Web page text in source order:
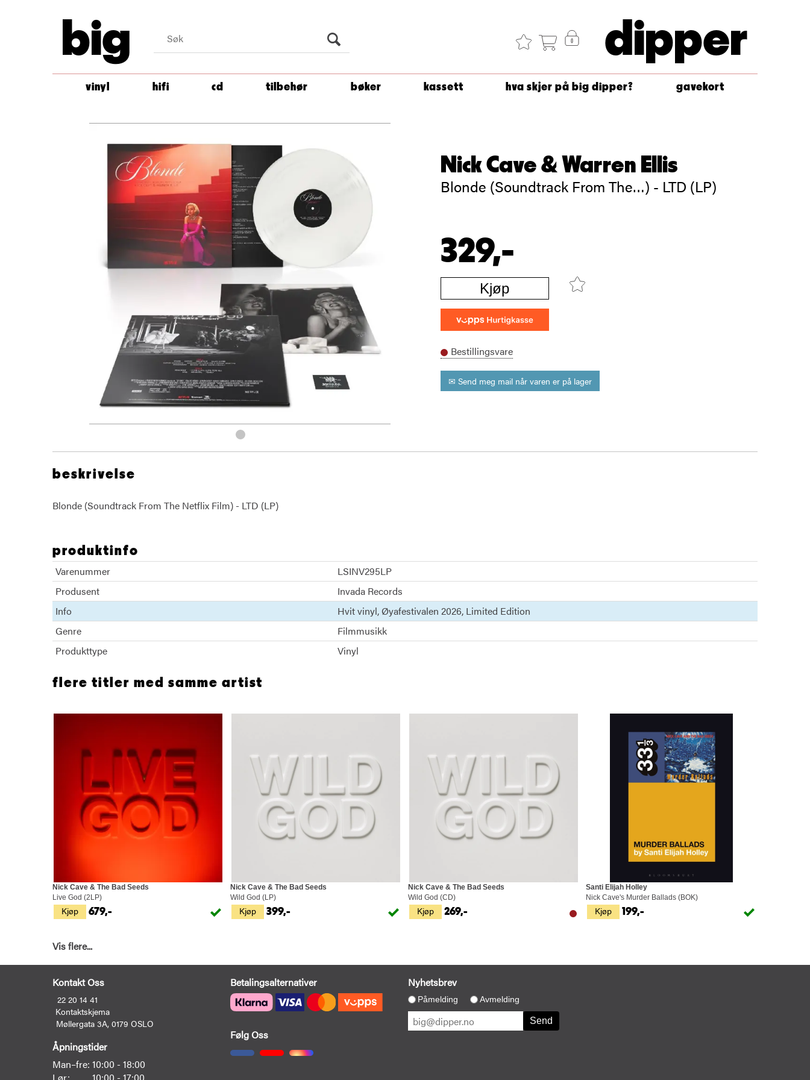
big dipper
vinyl hifi cd tilbehør bøker kassett hva skjer på big dipper? gavekort
Nick Cave & Warren Ellis
Blonde (Soundtrack From The…) - LTD (LP)
329,-
Kjøp
Bestillingsvare
✉ Send meg mail når varen er på lager
beskrivelse
Blonde (Soundtrack From The Netflix Film) - LTD (LP)
produktinfo
Varenummer
LSINV295LP
Produsent
Invada Records
Info
Hvit vinyl Øyafestivalen 2026 Limited Edition
Genre
Filmmusikk
Produkttype
Vinyl
flere titler med samme artist
Kjøp
Nick Cave & The Bad Seeds
Live God (2LP)
679,- Kjøp
Nick Cave & The Bad Seeds
Wild God (LP)
399,- Kjøp
Nick Cave & The Bad Seeds
Wild God (CD)
269,- Kjøp
Santi Elijah Holley
Nick Cave's Murder Ballads (BOK)
199,-
Vis flere...
Kontakt Oss
22 20 14 41
Kontaktskjema
Møllergata 3A, 0179 OSLO
Åpningstider
Man–fre: 10:00 - 18:00
Betalingsalternativer
Følg Oss
Nyhetsbrev
Påmelding Avmelding